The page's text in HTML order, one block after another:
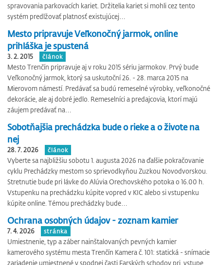
spravovania parkovacích kariet. Držitelia kariet si mohli cez tento
systém predlžovať platnosť existujúcej…
Mesto pripravuje Veľkonočný jarmok, online
prihláška je spustená
3. 2. 2015 článok
Mesto Trenčín pripravuje aj v roku 2015 sériu jarmokov. Prvý bude
Veľkonočný jarmok, ktorý sa uskutoční 26. - 28. marca 2015 na
Mierovom námestí. Predávať sa budú remeselné výrobky, veľkonočné
dekorácie, ale aj dobré jedlo. Remeselníci a predajcovia, ktorí majú
záujem predávať na…
Sobotňajšia prechádzka bude o rieke a o živote na
nej
28. 7. 2026 článok
Vyberte sa najbližšiu sobotu 1. augusta 2026 na ďalšie pokračovanie
cyklu Prechádzky mestom so sprievodkyňou Zuzkou Novodvorskou.
Stretnutie bude pri lávke do Alúvia Orechovského potoka o 16.00 h.
Vstupenku na prechádzku kúpite vopred v KIC alebo si vstupenku
kúpite online. Témou prechádzky bude…
Ochrana osobných údajov - zoznam kamier
7. 4. 2026 stránka
Umiestnenie, typ a záber nainštalovaných pevných kamier
kamerového systému mesta Trenčín Kamera č. 101: statická - snímacie
zariadenie umiestnené v spodnej časti Farských schodov pri vstupe